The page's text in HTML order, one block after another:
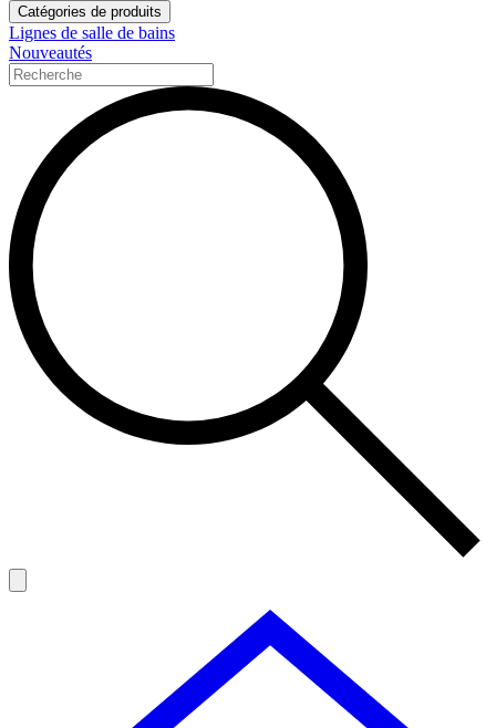
Catégories de produits
Lignes de salle de bains
Nouveautés